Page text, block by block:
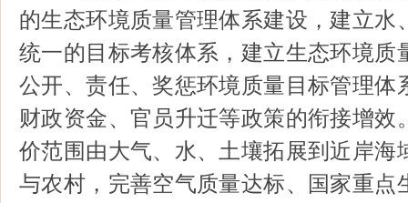
的生态环境质量管理体系建设，建立水
统一的目标考核体系，建立生态环境质
公开、责任、奖惩环境质量目标管理体
财政资金、官员升迁等政策的衔接增效
价范围由大气、水、土壤拓展到近岸海
与农村，完善空气质量达标、国家重点